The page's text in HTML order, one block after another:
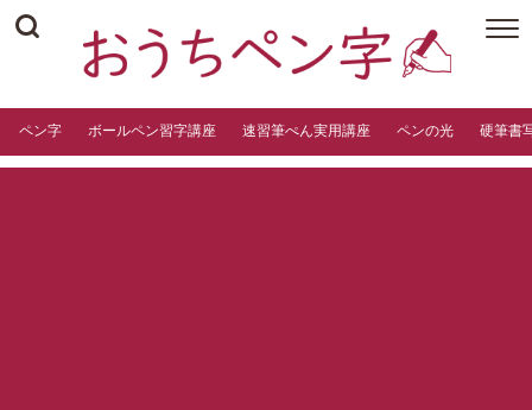
ペン字 ボールペン習字講座 速習筆ぺん実用講座 ペンの光 硬筆書